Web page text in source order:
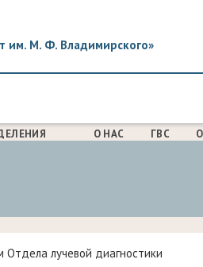
им. М. Ф. Владимирского»
О НАС ГВС
лучевой диагностики